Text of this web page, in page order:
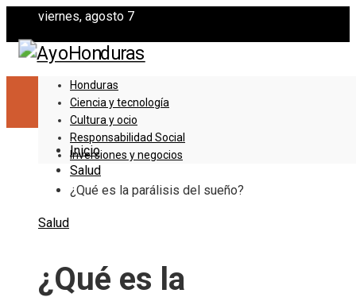
viernes, agosto 7
Honduras
Ciencia y tecnología
Cultura y ocio
Responsabilidad Social
Inversiones y negocios
Inicio
Salud
¿Qué es la parálisis del sueño?
Salud
¿Qué es la